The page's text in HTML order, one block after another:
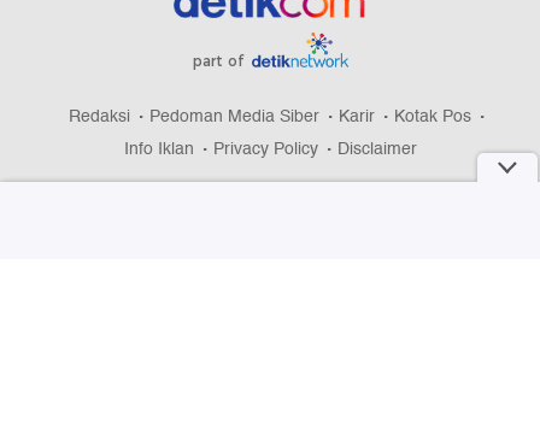
part of
Redaksi Pedoman Media Siber Karir
Kotak Pos
Info Iklan
Privacy Policy Disclaimer